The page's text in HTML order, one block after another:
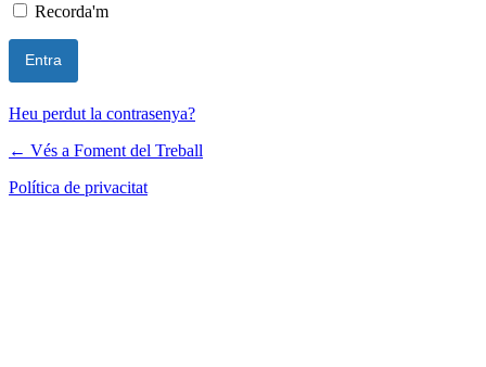
Recorda'm
Heu perdut la contrasenya?
← Vés a Foment del Treball
Política de privacitat